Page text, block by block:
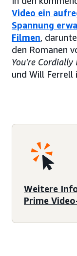
Video ein
Spannung
Filmen,
den Romanen
You're Cordially
und Will Ferrell
Weitere
Prime